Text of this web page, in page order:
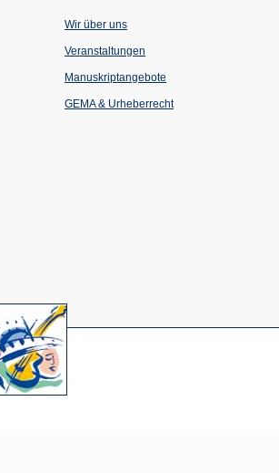
Wir über uns
Veranstaltungen
einem
Tab)
Manuskriptangebote
GEMA & Urheberrecht
(Öffnet
in